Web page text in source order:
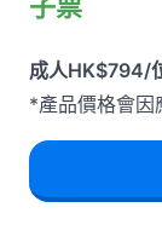
子票
成人HK$794/
*產品價格會因